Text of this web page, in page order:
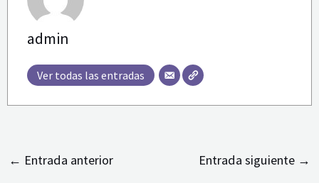
admin
Ver todas las entradas
← Entrada anterior Entrada siguiente →